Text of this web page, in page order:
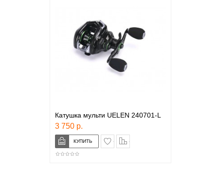
Катушка мульти UELEN 240701-L
3 750 р.
в закладки